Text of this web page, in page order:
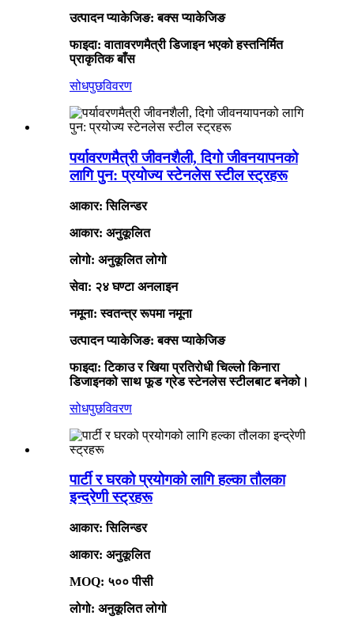
उत्पादन प्याकेजिङ: बक्स प्याकेजिङ
फाइदा: वातावरणमैत्री डिजाइन भएको हस्तनिर्मित
प्राकृतिक बाँस
सोधपुछविवरण
पर्यावरणमैत्री जीवनशैली, दिगो जीवनयापनको
लागि पुन: प्रयोज्य स्टेनलेस स्टील स्ट्रहरू
आकार: सिलिन्डर
आकार: अनुकूलित
लोगो: अनुकूलित लोगो
सेवा: २४ घण्टा अनलाइन
नमूना: स्वतन्त्र रूपमा नमूना
उत्पादन प्याकेजिङ: बक्स प्याकेजिङ
फाइदा: टिकाउ र खिया प्रतिरोधी चिल्लो किनारा
डिजाइनको साथ फूड ग्रेड स्टेनलेस स्टीलबाट बनेको।
सोधपुछविवरण
पार्टी र घरको प्रयोगको लागि हल्का तौलका
इन्द्रेणी स्ट्रहरू
आकार: सिलिन्डर
आकार: अनुकूलित
MOQ: ५०० पीसी
लोगो: अनुकूलित लोगो